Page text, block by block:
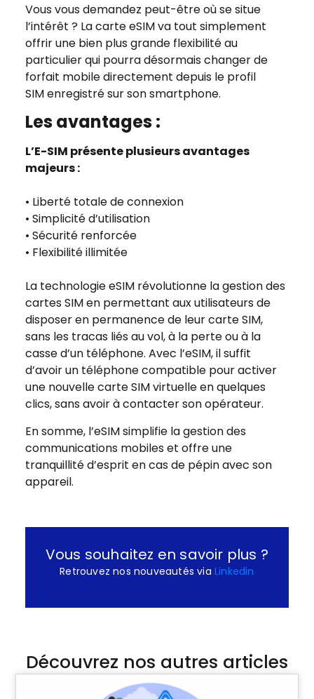
Vous vous demandez peut-être où se situe
l’intérêt ? La carte eSIM va tout simplement
offrir une bien plus grande flexibilité au
particulier qui pourra désormais changer de
forfait mobile directement depuis le profil
SIM enregistré sur son smartphone.
Les avantages :
L’E-SIM présente plusieurs avantages
majeurs :
• Liberté totale de connexion
• Simplicité d’utilisation
• Sécurité renforcée
• Flexibilité illimitée
La technologie eSIM révolutionne la gestion des
cartes SIM en permettant aux utilisateurs de
disposer en permanence de leur carte SIM,
sans les tracas liés au vol, à la perte ou à la
casse d’un téléphone. Avec l’eSIM, il suffit
d’avoir un téléphone compatible pour activer
une nouvelle carte SIM virtuelle en quelques
clics, sans avoir à contacter son opérateur.
En somme, l’eSIM simplifie la gestion des
communications mobiles et offre une
tranquillité d’esprit en cas de pépin avec son
appareil.
Vous souhaitez en savoir plus ?
Retrouvez nos nouveautés via Linkedin
Découvrez nos autres articles